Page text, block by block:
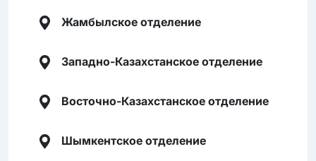
Жамбылское отделение
Западно-Казахстанское отделение
Восточно-Казахстанское отделение
Шымкентское отделение